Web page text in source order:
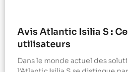
Avis Atlantic Isilia S :
utilisateurs
Dans le monde actuel des